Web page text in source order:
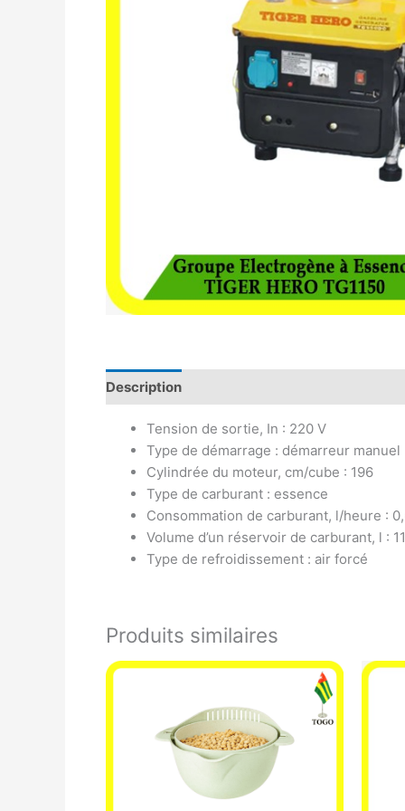
Description
Tension de sortie, In : 220 V
Type de démarrage : démarreur manuel
Cylindrée du moteur, cm/cube : 196
Type de carburant : essence
Consommation de carburant, l/heure :
Volume d’un réservoir de carburant, l :
Type de refroidissement : air forcé
Produits similaires